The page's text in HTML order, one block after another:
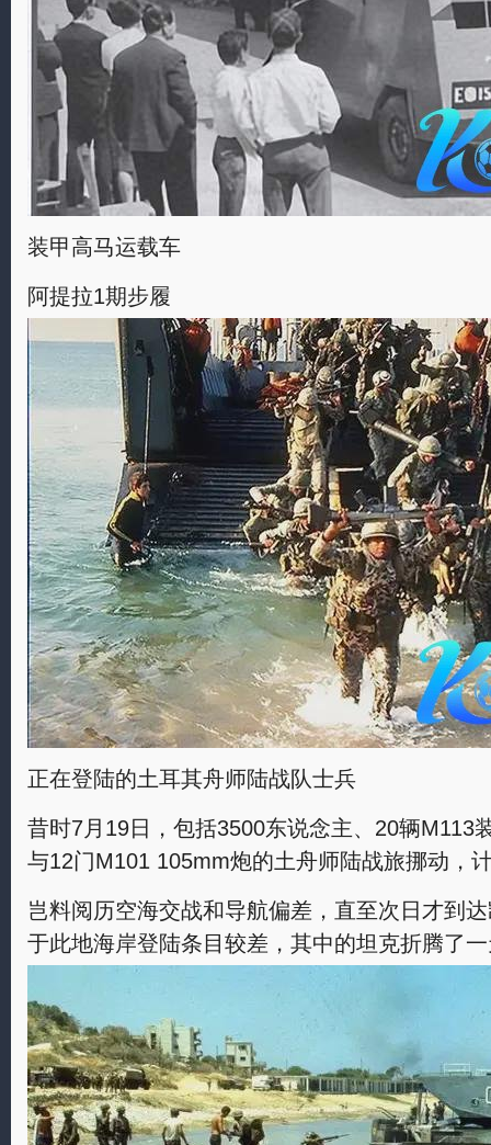
装甲高马运载车
阿提拉1期步履
正在登陆的土耳其舟师陆战队士兵
昔时7月19日，包括3500东说念主、20辆M113
与12门M101 105mm炮的土舟师陆战旅挪动，
岂料阅历空海交战和导航偏差，直至次日才到
于此地海岸登陆条目较差，其中的坦克折腾了